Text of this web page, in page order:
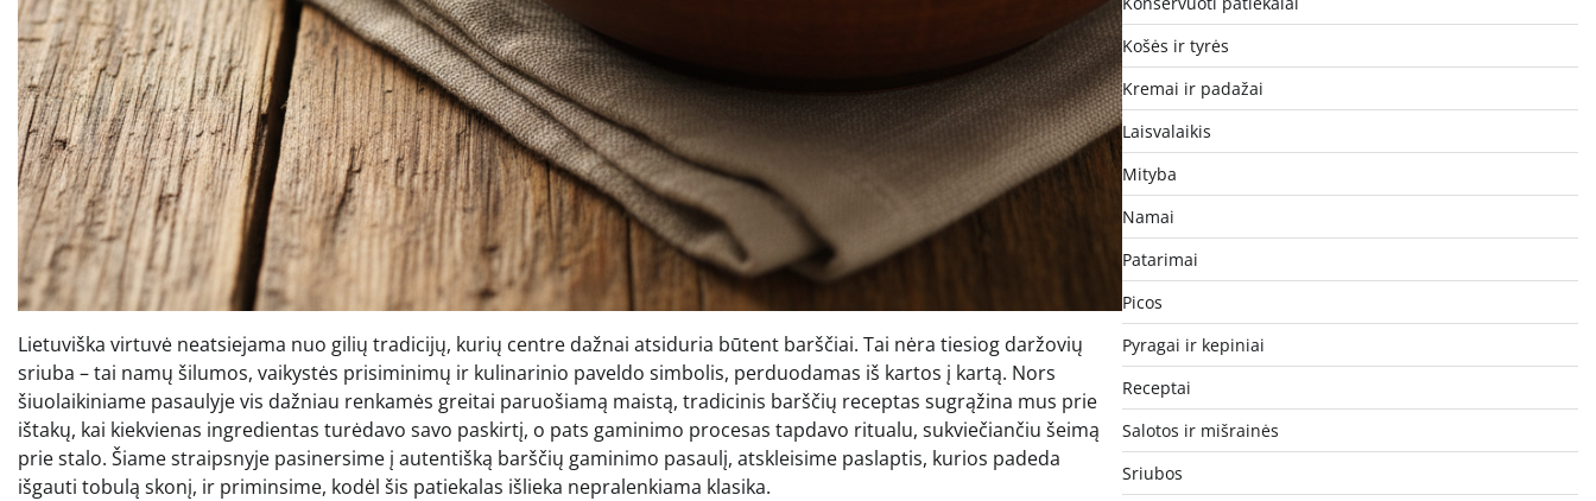
Lietuviška virtuvė neatsiejama nuo gilių tradicijų, kurių centre dažnai atsiduria būtent barščiai. Tai nėra tiesiog daržovių
sriuba – tai namų šilumos, vaikystės prisiminimų ir kulinarinio paveldo simbolis, perduodamas iš kartos į kartą. Nors
šiuolaikiniame pasaulyje vis dažniau renkamės greitai paruošiamą maistą, tradicinis barščių receptas sugrąžina mus prie
ištakų, kai kiekvienas ingredientas turėdavo savo paskirtį, o pats gaminimo procesas tapdavo ritualu, sukviečiančiu šeimą
prie stalo. Šiame straipsnyje pasinersime į autentišką barščių gaminimo pasaulį, atskleisime paslaptis, kurios padeda
išgauti tobulą skonį, ir priminsime, kodėl šis patiekalas išlieka nepralenkiama klasika.
Košės ir tyrės
Kremai ir padažai
Laisvalaikis
Mityba
Namai
Patarimai
Picos
Pyragai ir kepiniai
Receptai
Salotos ir mišrainės
Sriubos